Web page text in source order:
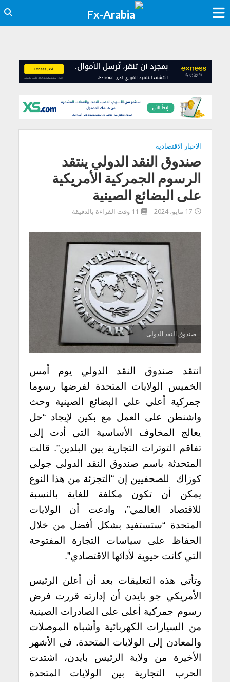
الاخبار الاقتصادية
صندوق النقد الدولي ينتقد
الرسوم الجمركية الأمريكية
على البضائع الصينية
17 مايو، 2024 11 وقت القراءة بالدقيقة
صندوق النقد الدولى
انتقد صندوق النقد الدولي يوم أمس
الخميس الولايات المتحدة لفرضها رسوما
جمركية أعلى على البضائع الصينية وحث
واشنطن على العمل مع بكين لإيجاد “حل
يعالج المخاوف الأساسية التي أدت إلى
تفاقم التوترات التجارية بين البلدين”. قالت
المتحدثة باسم صندوق النقد الدولي جولي
كوزاك للصحفيين إن “التجزئة من هذا النوع
يمكن أن تكون مكلفة للغاية بالنسبة
للاقتصاد العالمي”، وادعت أن الولايات
المتحدة “ستستفيد بشكل أفضل من خلال
الحفاظ على سياسات التجارة المفتوحة
التي كانت حيوية لأدائها الاقتصادي”.
وتأتي هذه التعليقات بعد أن أعلن الرئيس
الأمريكي جو بايدن أن إدارته قررت فرض
رسوم جمركية أعلى على الصادرات الصينية
من السيارات الكهربائية وأشباه الموصلات
والمعادن إلى الولايات المتحدة. في الأشهر
الأخيرة من ولاية الرئيس بايدن، اشتدت
الحرب التجارية بين الولايات المتحدة